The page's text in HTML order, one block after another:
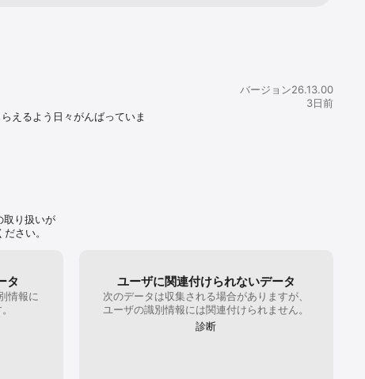
う。
うには年齢
同期間(1、
ないのかも分かりません。いいねを送った相手が、もうアプリを消
も分からない。ちゃんとお金を払って使ってみた感想はこんな感じ
考までに(^^)
jp.match.com/help/contactus.aspx）までお気軽にお問い合わせ
えるよう日々がんばっていま
バージョン26.13.00
3日前
取り扱いが
さい。
タ
情報に
ユーザに関連付けられないデータ
次のデータは収集される場合がありますが、
ユーザの識別情報には関連付けられません。
診断